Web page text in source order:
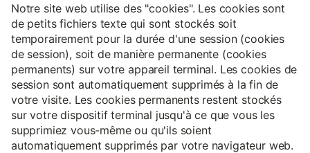
Notre site web utilise des "cookies". Les cookies sont
de petits fichiers texte qui sont stockés soit
temporairement pour la durée d'une session (cookies
de session), soit de manière permanente (cookies
permanents) sur votre appareil terminal. Les cookies de
session sont automatiquement supprimés à la fin de
votre visite. Les cookies permanents restent stockés
sur votre dispositif terminal jusqu'à ce que vous les
supprimiez vous-même ou qu'ils soient
automatiquement supprimés par votre navigateur web.